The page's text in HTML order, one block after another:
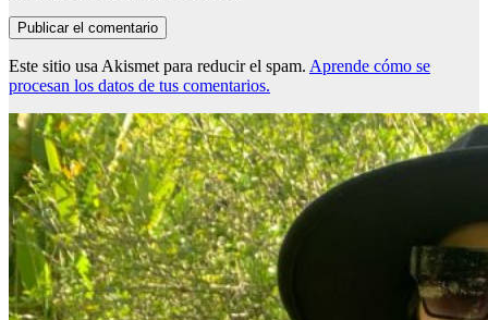
Este sitio usa Akismet para reducir el spam. Aprende cómo se
procesan los datos de tus comentarios.